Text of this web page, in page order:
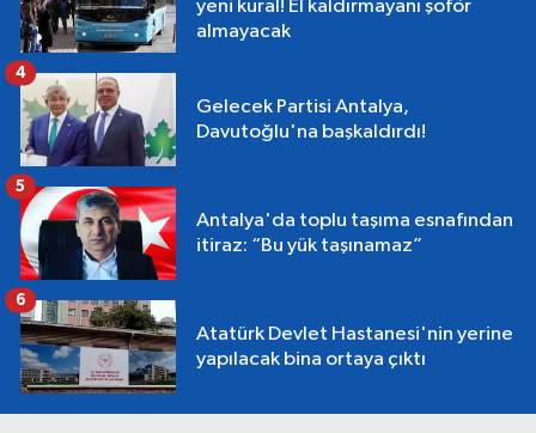
yeni kural! El kaldırmayanı şoför
almayacak
Gelecek Partisi Antalya,
Davutoğlu'na başkaldırdı!
4
Antalya'da toplu taşıma esnafından
itiraz: “Bu yük taşınamaz”
5
Atatürk Devlet Hastanesi'nin yerine
yapılacak bina ortaya çıktı
6